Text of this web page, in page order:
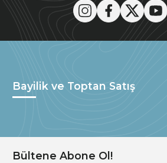
Bayilik ve Toptan Satış
Bültene Abone Ol!